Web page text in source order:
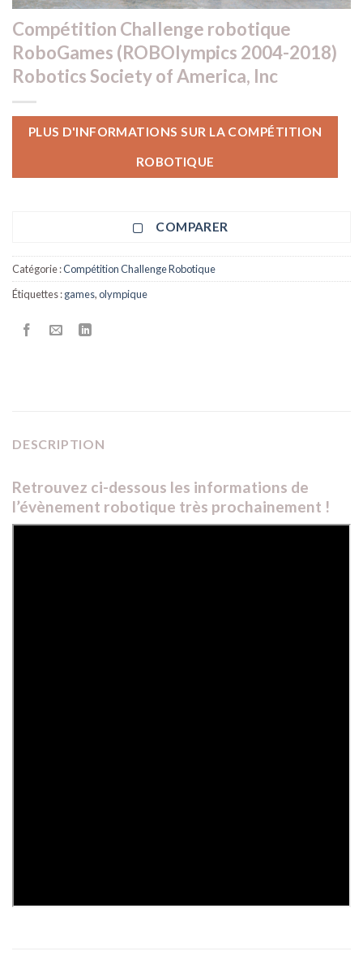
Compétition Challenge robotique
RoboGames (ROBOlympics 2004-2018)
Robotics Society of America, Inc
PLUS D'INFORMATIONS SUR LA COMPÉTITION
ROBOTIQUE
COMPARER
Catégorie :Compétition Challenge Robotique
Étiquettes :games,olympique
DESCRIPTION
Retrouvez ci-dessous les informations de
l’évènement robotique très prochainement !